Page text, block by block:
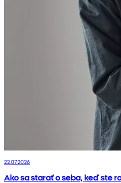
22.07.2026
Ako sa starať o seba, keď ste